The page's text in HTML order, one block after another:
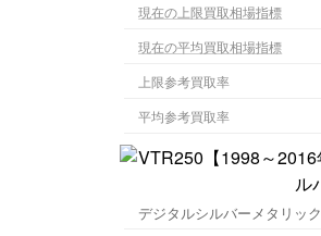
現在の上限買取相場指標
現在の平均買取相場指標
上限参考買取率
平均参考買取率
デジタルシルバーメタリック